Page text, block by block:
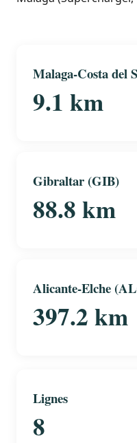
Malaga-Costa del
9.1 km
Gibraltar (GIB)
88.8 km
Alicante-Elche
397.2 km
Lignes
8